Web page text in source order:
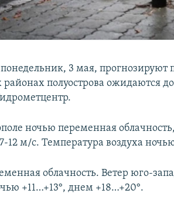
3 мая, прогнозируют
районах полуострова ожидаются
ночью переменная
12 м/с. Температура воздуха
облачность. Ветер юго-
+11…+13°, днем +18…+20°.